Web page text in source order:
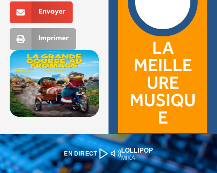
EN DIRECT LOLLIPOP
MIKA